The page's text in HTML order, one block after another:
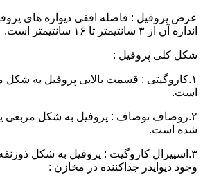
عرض پروفیل : فاصله افقی دیواره های
اندازه آن از ۳ سانتیمتر تا ۱۶ سانتیمتر است.
شکل کلی پروفیل :
۱.کاروگیتی : قسمت بالایی پروفیل به
است.
۲.روصاف توصاف : پروفیل به شکل مربعی
شده است.
۳.اسپیرال کاروگیت : پروفیل به شکل ذوزنقه طراحی شده است.
وجود دیوایدر جداکننده در مخازن :